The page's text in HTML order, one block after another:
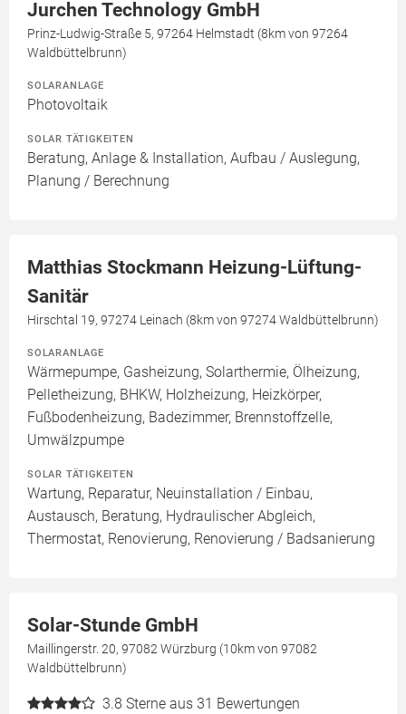
Jurchen Technology GmbH
Prinz-Ludwig-Straße 5, 97264 Helmstadt (8km von 97264
Waldbüttelbrunn)
SOLARANLAGE
Photovoltaik
SOLAR TÄTIGKEITEN
Beratung, Anlage & Installation, Aufbau / Auslegung,
Planung / Berechnung
Matthias Stockmann Heizung-Lüftung-
Sanitär
Hirschtal 19, 97274 Leinach (8km von 97274 Waldbüttelbrunn)
SOLARANLAGE
Wärmepumpe, Gasheizung, Solarthermie, Ölheizung,
Pelletheizung, BHKW, Holzheizung, Heizkörper,
Fußbodenheizung, Badezimmer, Brennstoffzelle,
Umwälzpumpe
SOLAR TÄTIGKEITEN
Wartung, Reparatur, Neuinstallation / Einbau,
Austausch, Beratung, Hydraulischer Abgleich,
Thermostat, Renovierung, Renovierung / Badsanierung
Solar-Stunde GmbH
Maillingerstr. 20, 97082 Würzburg (10km von 97082
Waldbüttelbrunn)
3.8 Sterne aus 31 Bewertungen